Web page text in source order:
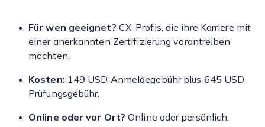
Für wen geeignet? CX-Profis, die ihre Karriere mit
einer anerkannten Zertifizierung vorantreiben
möchten.
Kosten: 149 USD Anmeldegebühr plus 645 USD
Prüfungsgebühr.
Online oder vor Ort? Online oder persönlich.